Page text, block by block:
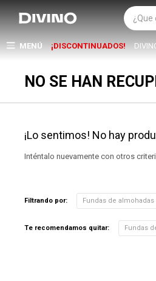
MENÚ ¡DISCONTINUADOS!
NO SE HAN
¡Lo sentimos! No hay
Inténtalo nuevamente con otros
Filtrando por: Fundas de almohadas
Te recomendamos quitar: Fundas